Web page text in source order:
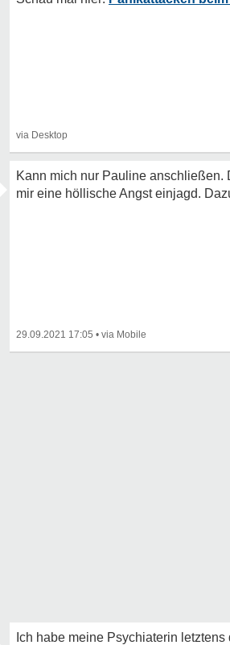
Kann mich nur Pauline anschließen.
mir eine höllische Angst einjagd.
29.09.2021 17:05 •
Ich habe meine Psychiaterin